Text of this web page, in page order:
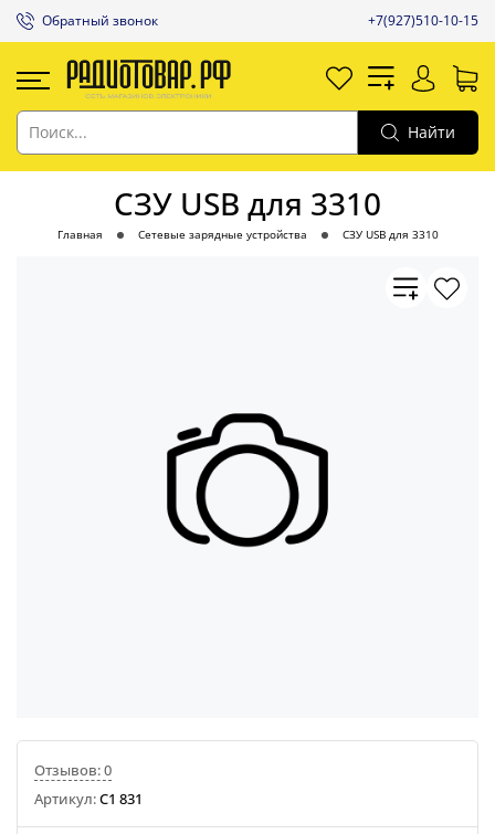
Обратный звонок +7(927)510-10-15
Найти
СЗУ USB для 3310
Главная Сетевые зарядные устройства СЗУ USB для 3310
Отзывов: 0
Артикул:С1 831